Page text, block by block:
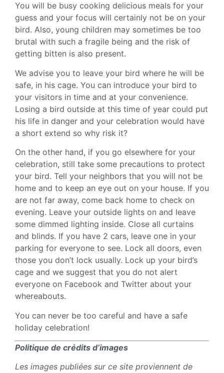
You will be busy cooking delicious meals for your
guess and your focus will certainly not be on your
bird. Also, young children may sometimes be too
brutal with such a fragile being and the risk of
getting bitten is also present.
We advise you to leave your bird where he will be
safe, in his cage. You can introduce your bird to
your visitors in time and at your convenience.
Losing a bird outside at this time of year could put
his life in danger and your celebration would have
a short extend so why risk it?
On the other hand, if you go elsewhere for your
celebration, still take some precautions to protect
your bird. Tell your neighbors that you will not be
home and to keep an eye out on your house. If you
are not far away, come back home to check on
evening. Leave your outside lights on and leave
some dimmed lighting inside. Close all curtains
and blinds. If you have 2 cars, leave one in your
parking for everyone to see. Lock all doors, even
those you don’t lock usually. Lock up your bird’s
cage and we suggest that you do not alert
everyone on Facebook and Twitter about your
whereabouts.
You can never be too careful and have a safe
holiday celebration!
Politique de crédits d’images
Les images publiées sur ce site proviennent de